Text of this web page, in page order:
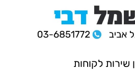
שירות לקוחות